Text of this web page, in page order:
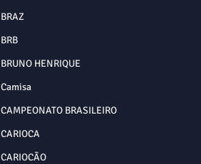
BRAZ
BRB
BRUNO HENRIQUE
Camisa
CAMPEONATO BRASILEIRO
CARIOCA
CARIOCÃO